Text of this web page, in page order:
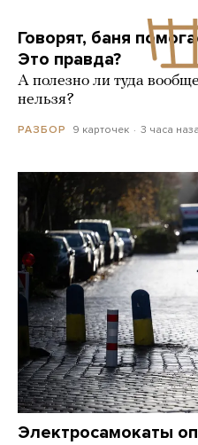
Говорят, баня
Это правда?
А полезно ли туда
нельзя?
РАЗБОР 9 карточек 3 часа
Электросамокаты